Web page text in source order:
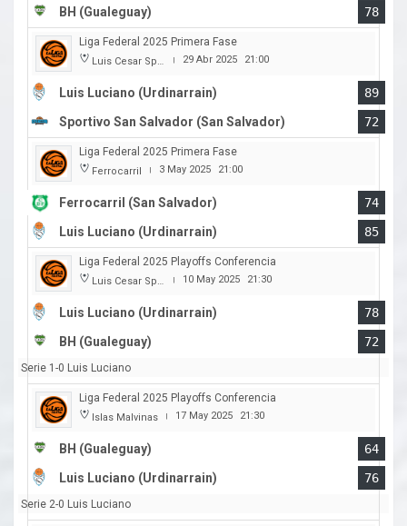
BH (Gualeguay)
78
Liga Federal 2025 Primera Fase
Luis Cesar Spiazzi | 29 Abr 2025 21:00
Luis Luciano (Urdinarrain)
89
Sportivo San Salvador (San Salvador)
72
Liga Federal 2025 Primera Fase
Ferrocarril | 3 May 2025 21:00
Ferrocarril (San Salvador)
74
Luis Luciano (Urdinarrain)
85
Liga Federal 2025 Playoffs Conferencia
Luis Cesar Spiazzi | 10 May 2025 21:30
Luis Luciano (Urdinarrain)
78
BH (Gualeguay)
72
Serie 1-0 Luis Luciano
Liga Federal 2025 Playoffs Conferencia
Islas Malvinas | 17 May 2025 21:30
BH (Gualeguay)
64
Luis Luciano (Urdinarrain)
76
Serie 2-0 Luis Luciano